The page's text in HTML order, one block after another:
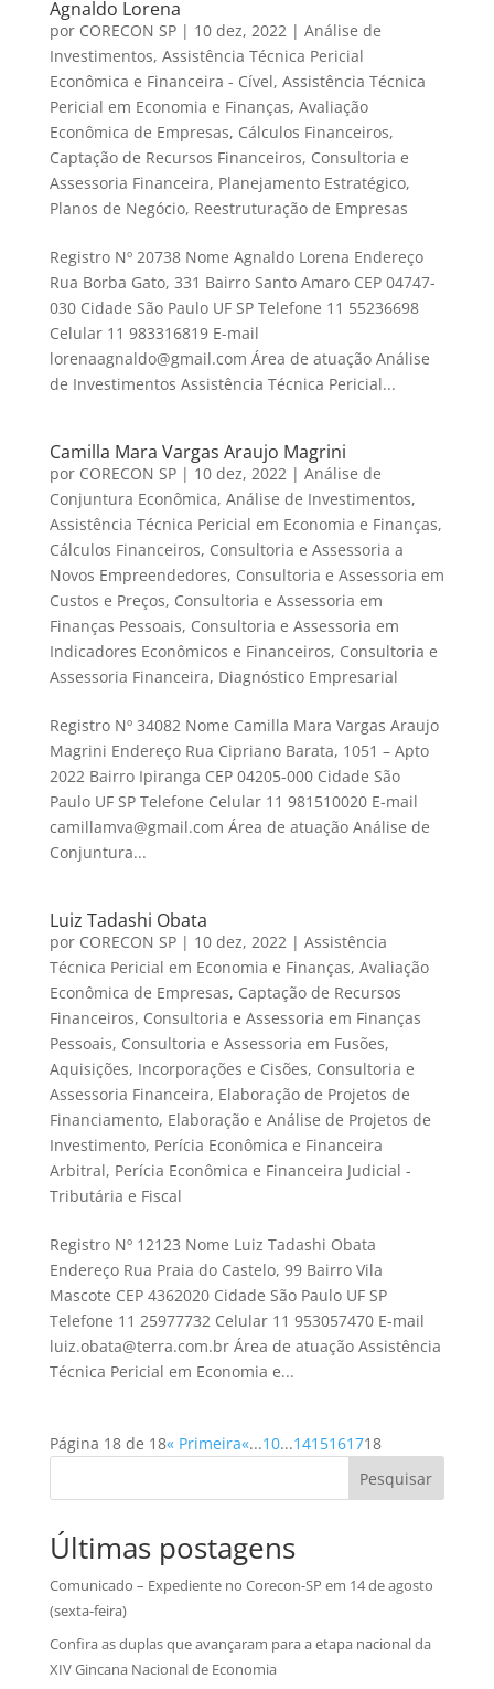
Agnaldo Lorena
por CORECON SP| 10 dez, 2022| Análise de
Investimentos, Assistência Técnica Pericial
Econômica e Financeira - Cível, Assistência Técnica
Pericial em Economia e Finanças, Avaliação
Econômica de Empresas, Cálculos Financeiros,
Captação de Recursos Financeiros, Consultoria e
Assessoria Financeira, Planejamento Estratégico,
Planos de Negócio, Reestruturação de Empresas
Registro Nº 20738 Nome Agnaldo Lorena Endereço
Rua Borba Gato, 331 Bairro Santo Amaro CEP 04747-
030 Cidade São Paulo UF SP Telefone 11 55236698
Celular 11 983316819 E-mail
lorenaagnaldo@gmail.com Área de atuação Análise
de Investimentos Assistência Técnica Pericial...
Camilla Mara Vargas Araujo Magrini
por CORECON SP| 10 dez, 2022| Análise de
Conjuntura Econômica, Análise de Investimentos,
Assistência Técnica Pericial em Economia e Finanças,
Cálculos Financeiros, Consultoria e Assessoria a
Novos Empreendedores, Consultoria e Assessoria em
Custos e Preços, Consultoria e Assessoria em
Finanças Pessoais, Consultoria e Assessoria em
Indicadores Econômicos e Financeiros, Consultoria e
Assessoria Financeira, Diagnóstico Empresarial
Registro Nº 34082 Nome Camilla Mara Vargas Araujo
Magrini Endereço Rua Cipriano Barata, 1051 – Apto
2022 Bairro Ipiranga CEP 04205-000 Cidade São
Paulo UF SP Telefone Celular 11 981510020 E-mail
camillamva@gmail.com Área de atuação Análise de
Conjuntura...
Luiz Tadashi Obata
por CORECON SP| 10 dez, 2022| Assistência
Técnica Pericial em Economia e Finanças, Avaliação
Econômica de Empresas, Captação de Recursos
Financeiros, Consultoria e Assessoria em Finanças
Pessoais, Consultoria e Assessoria em Fusões,
Aquisições, Incorporações e Cisões, Consultoria e
Assessoria Financeira, Elaboração de Projetos de
Financiamento, Elaboração e Análise de Projetos de
Investimento, Perícia Econômica e Financeira
Arbitral, Perícia Econômica e Financeira Judicial -
Tributária e Fiscal
Registro Nº 12123 Nome Luiz Tadashi Obata
Endereço Rua Praia do Castelo, 99 Bairro Vila
Mascote CEP 4362020 Cidade São Paulo UF SP
Telefone 11 25977732 Celular 11 953057470 E-mail
luiz.obata@terra.com.br Área de atuação Assistência
Técnica Pericial em Economia e...
Página 18 de 18« Primeira«...10...1415161718
Pesquisar
Últimas postagens
Comunicado – Expediente no Corecon-SP em 14 de agosto
(sexta-feira)
Confira as duplas que avançaram para a etapa nacional da
XIV Gincana Nacional de Economia